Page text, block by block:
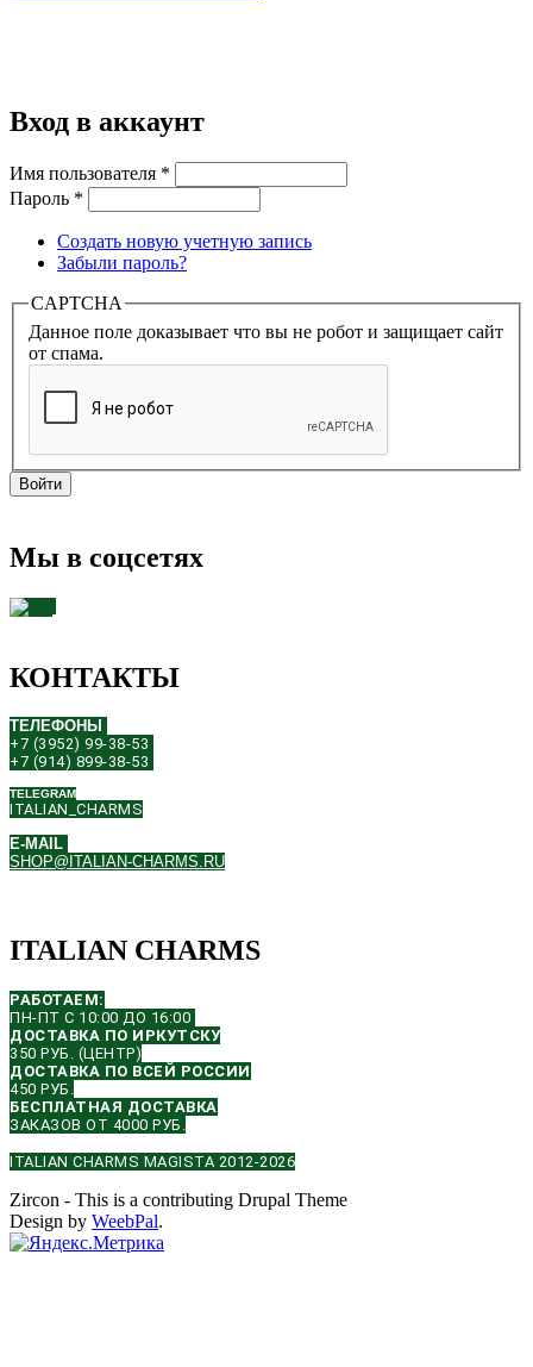
Вход в аккаунт
Имя пользователя *
Пароль *
Создать новую учетную запись
Забыли пароль?
CAPTCHA
Данное поле доказывает что вы не робот и защищает сайт
от спама.
Мы в соцсетях
КОНТАКТЫ
ТЕЛЕФОНЫ
+7 (3952) 99-38-53
+7 (914) 899-38-53
TELEGRAM
ITALIAN_CHARMS
E-MAIL
SHOP@ITALIAN-CHARMS.RU
ITALIAN CHARMS
РАБОТАЕМ:
ПН-ПТ С 10:00 ДО 16:00
ДОСТАВКА ПО ИРКУТСКУ
350 РУБ. (ЦЕНТР)
ДОСТАВКА ПО ВСЕЙ РОССИИ
450 РУБ.
БЕСПЛАТНАЯ ДОСТАВКА
ЗАКАЗОВ ОТ 4000 РУБ.
ITALIAN CHARMS MAGISTA 2012-2026
Zircon - This is a contributing Drupal Theme
Design by WeebPal.